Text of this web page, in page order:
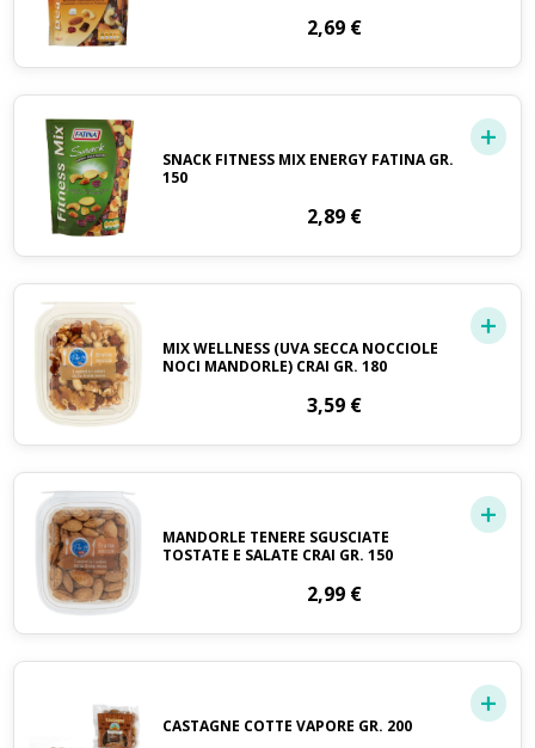
2,69 €
SNACK FITNESS MIX ENERGY FATINA GR.
150
2,89 €
MIX WELLNESS (UVA SECCA NOCCIOLE
NOCI MANDORLE) CRAI GR. 180
3,59 €
MANDORLE TENERE SGUSCIATE
TOSTATE E SALATE CRAI GR. 150
2,99 €
CASTAGNE COTTE VAPORE GR. 200